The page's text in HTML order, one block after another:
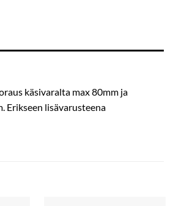
käsivaralta max 80mm ja
Erikseen lisävarusteena